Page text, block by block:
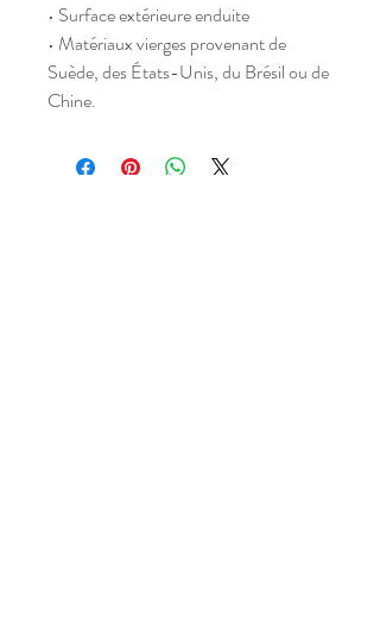
• Surface extérieure enduite
• Matériaux vierges provenant de
Suède, des États-Unis, du Brésil ou de
Chine.